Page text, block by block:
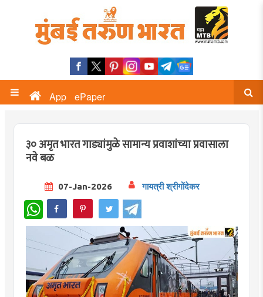
App ePaper
३० अमृत भारत गाड्यांमुळे सामान्य प्रवाशांच्या प्रवासाला
नवे बळ
07-Jan-2026 गायत्री श्रीगोंदेकर
WhatsApp